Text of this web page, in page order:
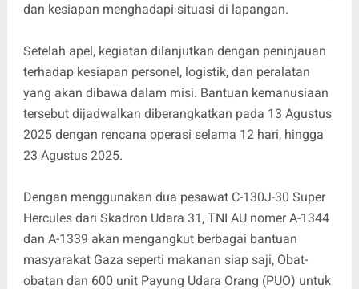
dan kesiapan menghadapi situasi di lapangan.
Setelah apel, kegiatan dilanjutkan dengan peninjauan
terhadap kesiapan personel, logistik, dan peralatan
yang akan dibawa dalam misi. Bantuan kemanusiaan
tersebut dijadwalkan diberangkatkan pada 13 Agustus
2025 dengan rencana operasi selama 12 hari, hingga
23 Agustus 2025.
Dengan menggunakan dua pesawat C-130J-30 Super
Hercules dari Skadron Udara 31, TNI AU nomer A-1344
dan A-1339 akan mengangkut berbagai bantuan
masyarakat Gaza seperti makanan siap saji, Obat-
obatan dan 600 unit Payung Udara Orang (PUO) untuk